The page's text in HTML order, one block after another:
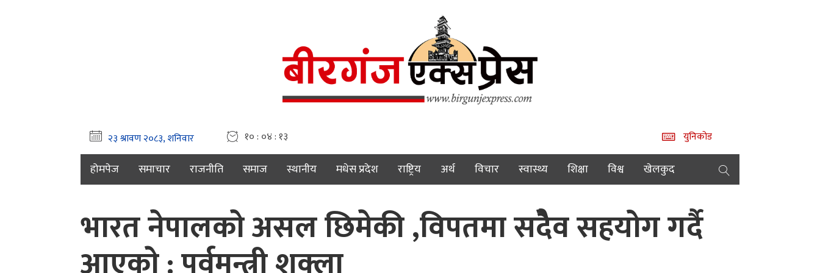
१० : ०४ : १४ युनिकोड
होमपेज समाचार राजनीति समाज स्थानीय मधेस प्रदेश राष्ट्रिय अर्थ विचार स्वास्थ्य शिक्षा विश्व खेलकुद
भारत नेपालकाे असल छिमेकी ,विपतमा सदैेव सहयोग गर्दै